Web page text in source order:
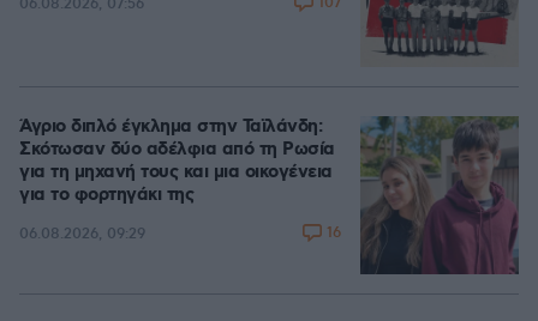
06.08.2026, 07:56
Άγριο διπλό έγκλημα στην Ταϊλάνδη:
Σκότωσαν δύο αδέλφια από τη Ρωσία
για τη μηχανή τους και μια οικογένεια
για το φορτηγάκι της
06.08.2026, 09:29 16